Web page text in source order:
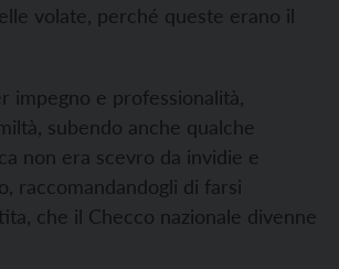
volate, perché queste erano il
impegno e professionalità,
subendo anche qualche
non era scevro da invidie e
raccomandandogli di farsi
che il Checco nazionale divenne